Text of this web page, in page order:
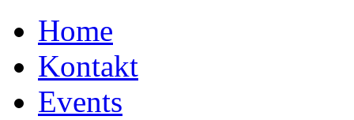
Home
Kontakt
Events